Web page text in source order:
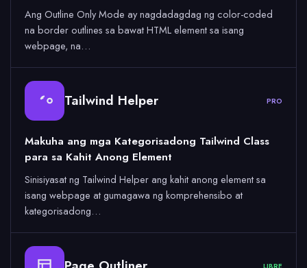
Ang Outline Only Mode ay nagdadagdag ng color-coded
na border outlines sa bawat HTML element sa isang
webpage, na…
Tailwind Helper PRO
Makuha ang mga Kategorisadong Tailwind Class
para sa Kahit Anong Element
Sinisiyasat ng Tailwind Helper ang kahit anong element sa
isang webpage at gumagawa ng komprehensibo at
kategorisadong…
LIBRE